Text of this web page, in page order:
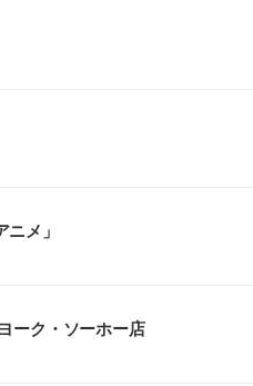
メ」
ーク・ソーホー店